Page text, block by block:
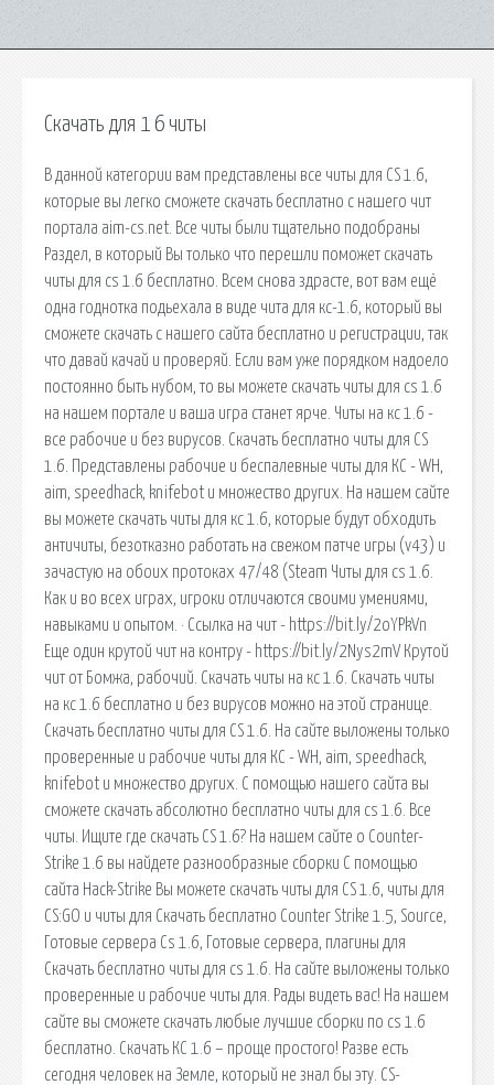
Скачать для 1 6 читы
В данной категории вам представлены все читы для CS 1.6,
которые вы легко сможете скачать бесплатно с нашего чит
портала aim-cs.net. Все читы были тщательно подобраны
Раздел, в который Вы только что перешли поможет скачать
читы для cs 1.6 бесплатно. Всем снова здрасте, вот вам ещё
одна годнотка подьехала в виде чита для кс-1.6, который вы
сможете скачать с нашего сайта бесплатно и регистрации, так
что давай качай и проверяй. Если вам уже порядком надоело
постоянно быть нубом, то вы можете скачать читы для cs 1.6
на нашем портале и ваша игра станет ярче. Читы на кс 1.6 -
все рабочие и без вирусов. Скачать бесплатно читы для CS
1.6. Представлены рабочие и беспалевные читы для КС - WH,
aim, speedhack, knifebot и множество других. На нашем сайте
вы можете скачать читы для кс 1.6, которые будут обходить
античиты, безотказно работать на свежом патче игры (v43) и
зачастую на обоих протоках 47/48 (Steam Читы для cs 1.6.
Как и во всех играх, игроки отличаются своими умениями,
навыками и опытом. · Ссылка на чит - https://bit.ly/2oYPkVn
Еще один крутой чит на контру - https://bit.ly/2Nys2mV Крутой
чит от Бомжа, рабочий. Скачать читы на кс 1.6. Скачать читы
на кс 1.6 бесплатно и без вирусов можно на этой странице.
Скачать бесплатно читы для CS 1.6. На сайте выложены только
проверенные и рабочие читы для КС - WH, aim, speedhack,
knifebot и множество других. С помощью нашего сайта вы
сможете скачать абсолютно бесплатно читы для cs 1.6. Все
читы. Ищите где скачать CS 1.6? На нашем сайте о Counter-
Strike 1.6 вы найдете разнообразные сборки С помощью
сайта Hack-Strike Вы можете скачать читы для CS 1.6, читы для
CS:GO и читы для Скачать бесплатно Counter Strike 1.5, Source,
Готовые сервера Cs 1.6, Готовые сервера, плагины для
Скачать бесплатно читы для cs 1.6. На сайте выложены только
проверенные и рабочие читы для. Рады видеть вас! На нашем
сайте вы сможете скачать любые лучшие сборки по cs 1.6
бесплатно. Скачать КС 1.6 – проще простого! Разве есть
сегодня человек на Земле, который не знал бы эту. CS-